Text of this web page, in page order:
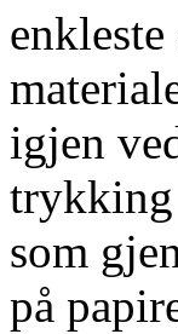
igjen
trykking
som
på